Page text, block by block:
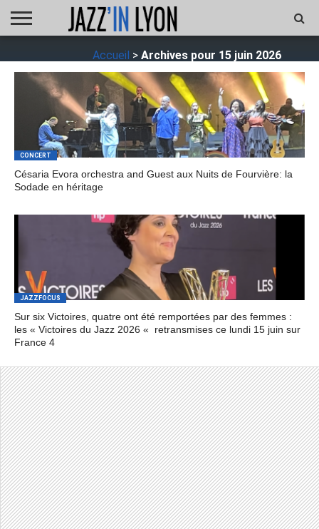
FESTIVAL
VIDÉO
JAZZ
JAZZFOCUS
JAZZAGENDA
JAZZSHOP
ENTRETIEN
OPUS Accueil > Archives pour 15 juin 2026
CONCERT
Césaria Evora orchestra and Guest aux Nuits de Fourvière: la
Sodade en héritage
JAZZFOCUS
Sur six Victoires, quatre ont été remportées par des femmes :
les « Victoires du Jazz 2026 « retransmises ce lundi 15 juin sur
France 4